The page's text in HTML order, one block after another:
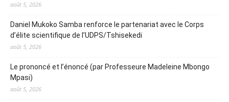
août 5, 2026
Daniel Mukoko Samba renforce le partenariat avec le Corps
d’élite scientifique de l’UDPS/Tshisekedi
août 5, 2026
Le prononcé et l’énoncé (par Professeure Madeleine Mbongo
Mpasi)
août 5, 2026